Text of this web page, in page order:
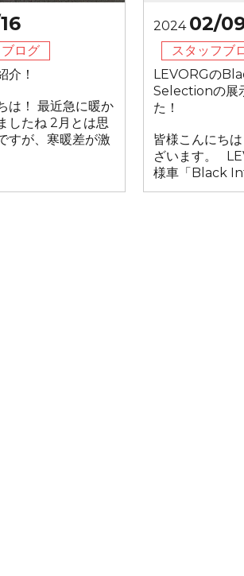
ログ
介！
は！ 最近急に暖か
したね 2月とは思
すが、寒暖差が激
2024 02/
スタッフブ
LEVORGの
Selectionの展
た！
皆様こんにち
ざいます。
様車「Black